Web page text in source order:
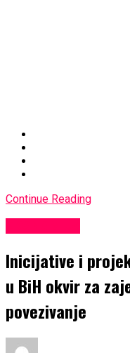
Continue Reading
Inicijative i
u BiH okvir za
povezivanje